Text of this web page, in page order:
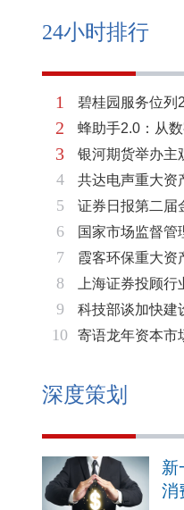
24小时排行
1
2
3
4
5
6
7
8
9
10
碧桂园服务位列
321位 排名稳步
蜂助手2.0：从
建者的跃迁
银河期货举办主
共达电声重大资
片）
证券日报第二届
国家市场监督管
市场秩序”答记
霞客环保重大资
片）
上海证券投顾
定 司法机关重拳
科技部谈加快建
寄语龙年资本市
深度策划
新
消